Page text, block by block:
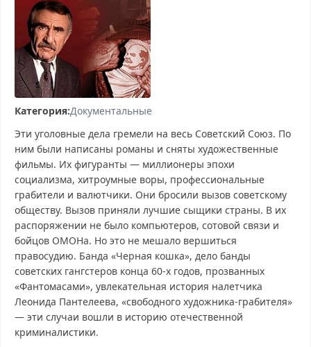
Категория:Документальные
Эти уголовные дела гремели на весь Советский Союз. По
ним были написаны романы и сняты художественные
фильмы. Их фигуранты — миллионеры эпохи
социализма, хитроумные воры, профессиональные
грабители и валютчики. Они бросили вызов советскому
обществу. Вызов приняли лучшие сыщики страны. В их
распоряжении не было компьютеров, сотовой связи и
бойцов ОМОНа. Но это не мешало вершиться
правосудию. Банда «Черная кошка», дело банды
советских гангстеров конца 60-х годов, прозванных
«Фантомасами», увлекательная история налетчика
Леонида Пантелеева, «свободного художника-грабителя»
— эти случаи вошли в историю отечественной
криминалистики.